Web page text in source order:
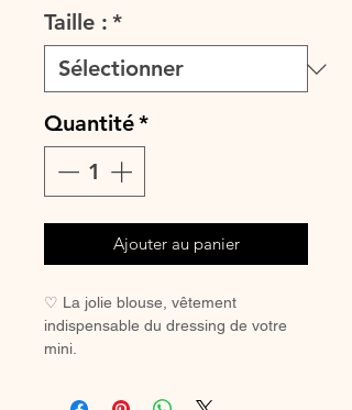
Taille : *
Quantité*
Ajouter au panier
♡ La jolie blouse, vêtement
indispensable du dressing de votre
mini.